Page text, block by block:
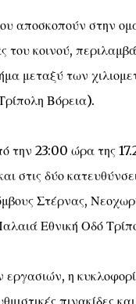
αποσκοπούν στην
κοινού,
μεταξύ των
Βόρεια).
την 23:00 ώρα της
στις δύο
Στέρνας,
Εθνική Οδό
εργασιών, η
πινακίδες